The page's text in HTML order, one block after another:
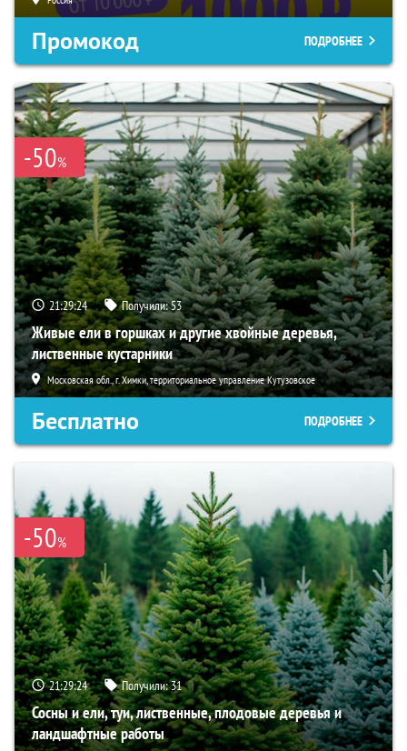
Промокод ПОДРОБНЕЕ
-50%
21:29:23 Получили:53
Живые ели в горшках и другие хвойные деревья,
лиственные кустарники
Московская обл., г. Химки, территориальное управление Кутузовское
Бесплатно ПОДРОБНЕЕ
-50%
21:29:23 Получили:31
Сосны и ели, туи, лиственные, плодовые деревья и
ландшафтные работы